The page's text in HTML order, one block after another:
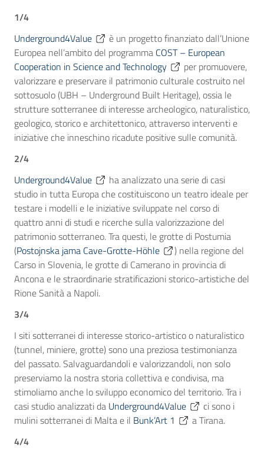
1/4
Underground4Value
è un progetto finanziato dall’Unione
Europea nell’ambito del programma COST – European
Cooperation in Science and Technology
per promuovere,
valorizzare e preservare il patrimonio culturale costruito nel
sottosuolo (UBH – Underground Built Heritage), ossia le
strutture sotterranee di interesse archeologico, naturalistico,
geologico, storico e architettonico, attraverso interventi e
iniziative che inneschino ricadute positive sulle comunità.
2/4
Underground4Value
ha analizzato una serie di casi
studio in tutta Europa che costituiscono un teatro ideale per
testare i modelli e le iniziative sviluppate nel corso di
quattro anni di studi e ricerche sulla valorizzazione del
patrimonio sotterraneo. Tra questi, le grotte di Postumia
(Postojnska jama Cave-Grotte-Höhle
) nella regione del
Carso in Slovenia, le grotte di Camerano in provincia di
Ancona e le straordinarie stratificazioni storico-artistiche del
Rione Sanità a Napoli.
3/4
I siti sotterranei di interesse storico-artistico o naturalistico
(tunnel, miniere, grotte) sono una preziosa testimonianza
del passato. Salvaguardandoli e valorizzandoli, non solo
preserviamo la nostra storia collettiva e condivisa, ma
stimoliamo anche lo sviluppo economicodel territorio. Tra i
casi studio analizzati da Underground4Value
ci sono i
mulini sotterranei di Malta e il Bunk’Art 1
a Tirana.
4/4